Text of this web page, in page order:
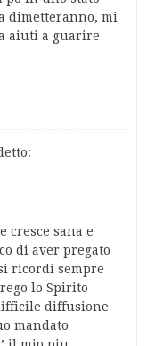
dimetteranno, mi
aiuti a guarire
cresce sana e
di aver pregato
ricordi sempre
lo Spirito
diffusione
mandato